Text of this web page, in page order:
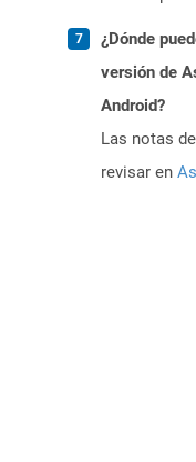
¿Dónde
versión de
Android?
Las notas
revisar en